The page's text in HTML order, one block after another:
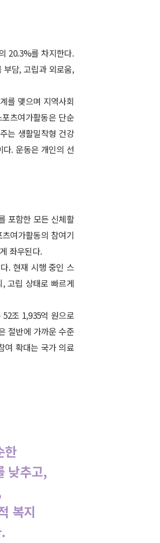
20.3%를 차지한다.
부담, 고립과 외로움,
를 맺으며 지역사회
츠여가활동은 단순
는 생활밀착형 건강
. 운동은 개인의 선
포함한 모든 신체활
여가활동의 참여기
좌우된다.
. 현재 시행 중인 스
고립 상태로 빠르게
조 1,935억 원으로
절반에 가까운 수준
여 확대는 국가 의료
한
낮추고,
복지